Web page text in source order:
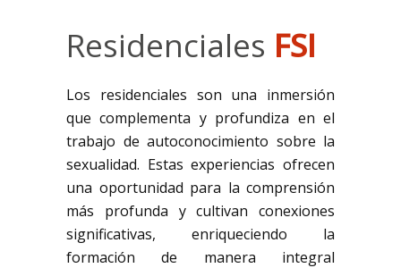
Residenciales FSI
Los residenciales son una inmersión
que complementa y profundiza en el
trabajo de autoconocimiento sobre la
sexualidad. Estas experiencias ofrecen
una oportunidad para la comprensión
más profunda y cultivan conexiones
significativas, enriqueciendo la
formación de manera integral